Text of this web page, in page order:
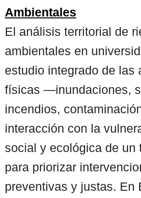
Ambientales
El análisis territorial de
ambientales en
estudio integrado de las
físicas —inundaciones,
incendios,
interacción con la
social y ecológica de un
para priorizar
preventivas y justas. En